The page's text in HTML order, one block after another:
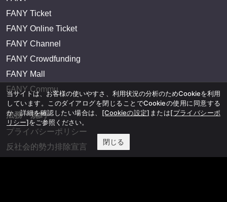
FANY Ticket
FANY Online Ticket
FANY Channel
FANY Crowdfunding
FANY Mall
FANY Commu
法務・規約
プライバシーポリシー
反社会的勢力排除宣言
当サイトは、お客様の使いやすさ、利用状況の分析のためCookieを利用
しています。このダイアログを閉じることでCookieの使用に同意する
か、詳細を確認したい場合は、 [Cookieの設定] または[プライバシーポ
リシー]をご参照ください。
閉じる